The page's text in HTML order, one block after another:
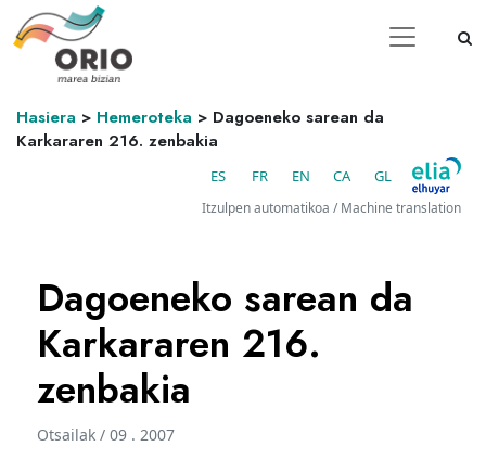
Hasiera > Hemeroteka > Dagoeneko sarean da
Karkararen 216. zenbakia
ES FR EN CA GL
Itzulpen automatikoa / Machine translation
Dagoeneko sarean da
Karkararen 216.
zenbakia
Otsailak / 09 . 2007